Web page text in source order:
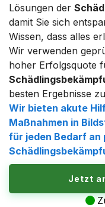
Lösungen der
damit Sie sich
Wissen, dass alles
Wir verwenden
hoher Erfolgsquote
besten Ergebnisse
Wir bieten akute
Maßnahmen in
für jeden Bedarf an
Jetzt